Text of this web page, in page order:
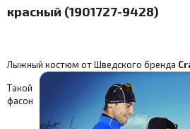
красный (1901727-9428)
Лыжный костюм от Шведского бренда
Такой
фасон